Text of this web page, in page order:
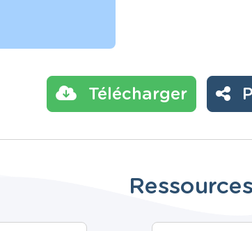
Télécharger